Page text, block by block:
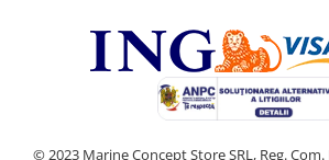
© 2023 Marine Concept Store SRL, Reg. Com.